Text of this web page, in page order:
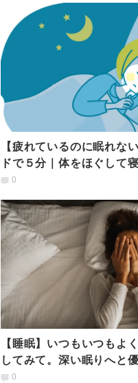
【疲れているのに眠れな
ドで５分｜体をほぐして
「ゆるストレッチ」
0
【睡眠】いつもいつもよ
してみて。深い眠りへと
ル貝のポーズ
0